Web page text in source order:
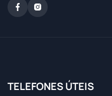
TELEFONES ÚTEIS